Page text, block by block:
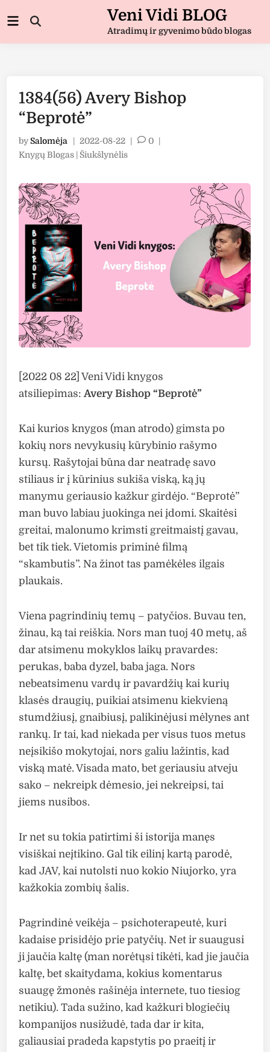
to
Veni Vidi BLOG
Atradimų ir gyvenimo būdo blogas
Open
Main
1384(56) Avery Bishop
“Beprotė”
bySalomėja 2022-08-22 0
Posted
Knygų Blogas | Šiukšlynėlis
[2022 08 22] Veni Vidi knygos
atsiliepimas:Avery Bishop “Beprotė”
Kai kurios knygos (man atrodo) gimsta po
kokių nors nevykusių kūrybinio rašymo
kursų. Rašytojai būna dar neatradę savo
stiliaus ir į kūrinius sukiša viską, ką jų
manymu geriausio kažkur girdėjo. “Beprotė”
man buvo labiau juokinga nei įdomi. Skaitėsi
greitai, malonumo krimsti greitmaistį gavau,
bet tik tiek. Vietomis priminė filmą
“skambutis”. Na žinot tas pamėkėles ilgais
plaukais.
Viena pagrindinių temų – patyčios. Buvau ten,
žinau, ką tai reiškia. Nors man tuoj 40 metų, aš
dar atsimenu mokyklos laikų pravardes:
perukas, baba dyzel, baba jaga. Nors
nebeatsimenu vardų ir pavardžių kai kurių
klasės draugių, puikiai atsimenu kiekvieną
stumdžiusį, gnaibiusį, palikinėjusi mėlynes ant
rankų. Ir tai, kad niekada per visus tuos metus
neįsikišo mokytojai, nors galiu lažintis, kad
viską matė. Visada mato, bet geriausiu atveju
sako – nekreipk dėmesio, jei nekreipsi, tai
jiems nusibos.
Ir net su tokia patirtimi ši istorija manęs
visiškai neįtikino. Gal tik eilinį kartą parodė,
kad JAV, kai nutolsti nuo kokio Niujorko, yra
kažkokia zombių šalis.
Pagrindinė veikėja – psichoterapeutė, kuri
kadaise prisidėjo prie patyčių. Net ir suaugusi
ji jaučia kaltę (man norėtųsi tikėti, kad jie jaučia
kaltę, bet skaitydama, kokius komentarus
suaugę žmonės rašinėja internete, tuo tiesiog
netikiu). Tada sužino, kad kažkuri blogiečių
kompanijos nusižudė, tada dar ir kita,
galiausiai pradeda kapstytis po praeitį ir